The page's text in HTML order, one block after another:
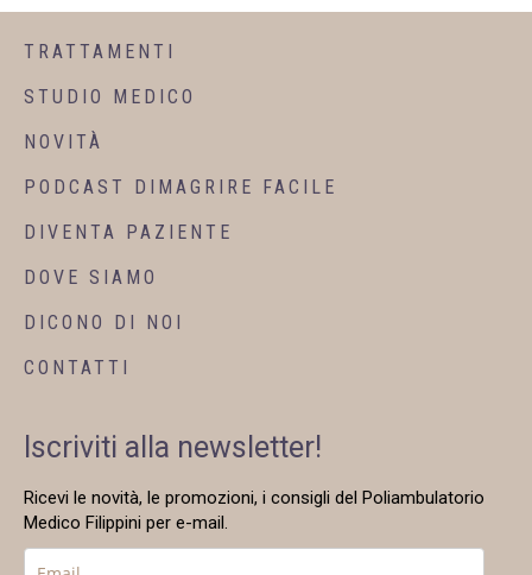
TRATTAMENTI
STUDIO MEDICO
NOVITÀ
PODCAST DIMAGRIRE FACILE
DIVENTA PAZIENTE
DOVE SIAMO
DICONO DI NOI
CONTATTI
Iscriviti alla newsletter!
Ricevi le novità, le promozioni, i consigli del Poliambulatorio
Medico Filippini per e-mail.